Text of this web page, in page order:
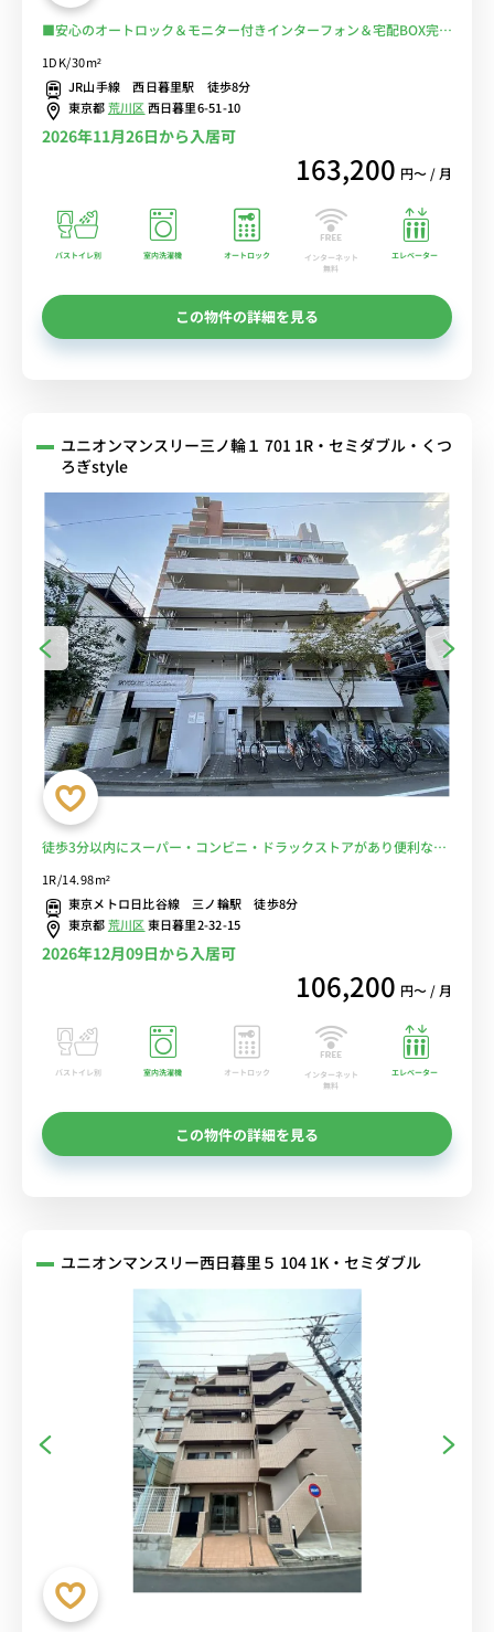
■安心のオートロック＆モニター付きインターフォン＆宅配BOX完備
立洗面台♪うれしい２口IHコンロ♪■山手線 西日暮里駅から徒歩8分
■選べるWi-Fi格安レンタル中！
1DK/30m²
JR山手線 西日暮里駅 徒歩8分
東京都荒川区西日暮里6-51-10
2026年11月26日から入居可
163,200 円〜 / 月
バストイレ別 室内洗濯機 オートロック
インターネット
無料
エレベーター
この物件の詳細を見る
ユニオンマンスリー三ノ輪１ 701 1R・セミダブル・くつ
ろぎstyle
徒歩3分以内にスーパー・コンビニ・ドラックストアがあり便利なエ
タル中！
1R/14.98m²
東京メトロ日比谷線 三ノ輪駅 徒歩8分
東京都荒川区東日暮里2-32-15
2026年12月09日から入居可
106,200 円〜 / 月
バストイレ別 室内洗濯機 オートロック
インターネット
無料
エレベーター
この物件の詳細を見る
ユニオンマンスリー西日暮里５ 104 1K・セミダブル